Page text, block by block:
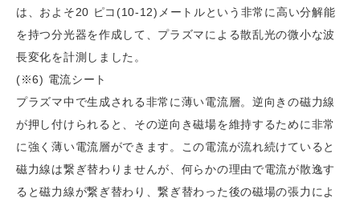
は、およそ20 ピコ(10-12)メートルという非常に高い分解能
を持つ分光器を作成して、プラズマによる散乱光の微小な波
長変化を計測しました。
(※6) 電流シート
プラズマ中で生成される非常に薄い電流層。逆向きの磁力線
が押し付けられると、その逆向き磁場を維持するために非常
に強く薄い電流層ができます。この電流が流れ続けていると
磁力線は繋ぎ替わりませんが、何らかの理由で電流が散逸す
ると磁力線が繋ぎ替わり、繋ぎ替わった後の磁場の張力によ